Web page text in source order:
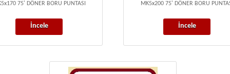
75' DÖNER BORU PUNTASI
İncele
MK5x200 75' DÖNER BORU
İncele